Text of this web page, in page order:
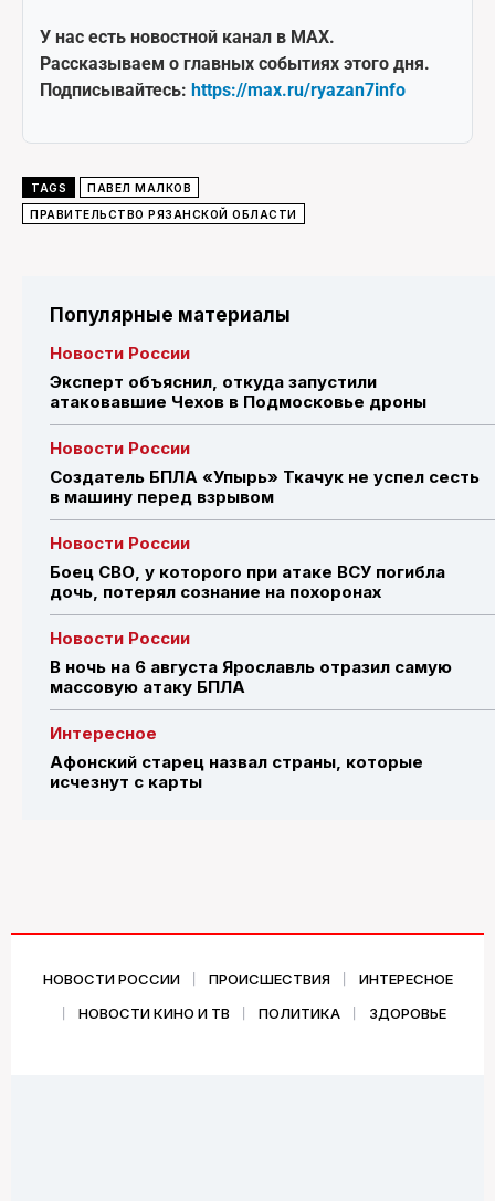
У нас есть новостной канал в MAX.
Рассказываем о главных событиях этого дня.
Подписывайтесь: https://max.ru/ryazan7info
TAGS
ПАВЕЛ МАЛКОВ
ПРАВИТЕЛЬСТВО РЯЗАНСКОЙ ОБЛАСТИ
Популярные материалы
Новости России
Эксперт объяснил, откуда запустили
атаковавшие Чехов в Подмосковье дроны
Новости России
Создатель БПЛА «Упырь» Ткачук не успел сесть
в машину перед взрывом
Новости России
Боец СВО, у которого при атаке ВСУ погибла
дочь, потерял сознание на похоронах
Новости России
В ночь на 6 августа Ярославль отразил самую
массовую атаку БПЛА
Интересное
Афонский старец назвал страны, которые
исчезнут с карты
НОВОСТИ РОССИИ ПРОИСШЕСТВИЯ
ИНТЕРЕСНОЕ
НОВОСТИ КИНО И ТВ
ПОЛИТИКА ЗДОРОВЬЕ